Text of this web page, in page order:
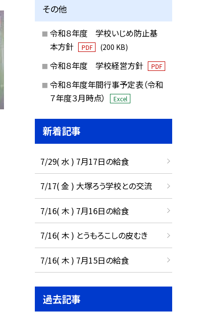
その他
令和８年度 学校いじめ防止基
本方針
PDF (200 KB)
令和８年度 学校経営方針 PDF
令和８年度年間行事予定表（令和
７年度３月時点）
Excel
新着記事
7/29( 水 ) 7月17日の給食
7/17( 金 ) 大塚ろう学校との交流
7/16( 木 ) 7月16日の給食
7/16( 木 ) とうもろこしの皮むき
7/16( 木 ) 7月15日の給食
過去記事